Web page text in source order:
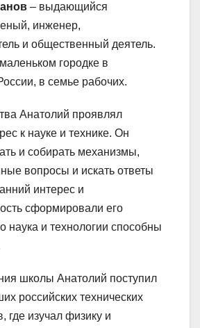
– выдающийся
инженер,
и общественный деятель.
городке в
в семье рабочих.
Анатолий проявлял
к науке и технике. Он
и собирать механизмы,
вопросы и искать ответы
интерес и
сформировали его
наука и технологии способны
школы Анатолий поступил
российских технических
где изучал физику и